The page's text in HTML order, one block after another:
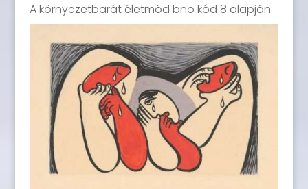
A környezetbarát életmód bno kód 8 alapján